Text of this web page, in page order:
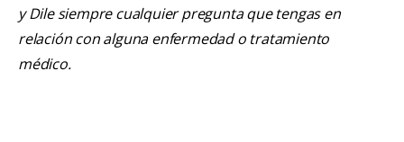
y Dile siempre cualquier pregunta que tengas en
relación con alguna enfermedad o tratamiento
médico.